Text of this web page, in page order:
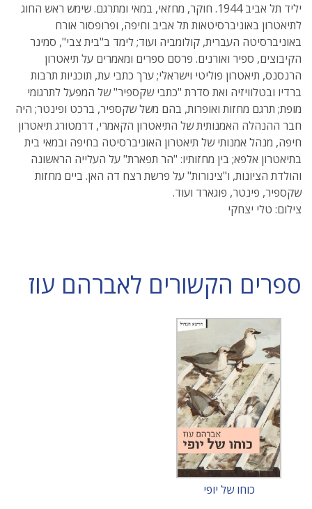
יליד תל אביב 1944. חוקר, מחזאי, במאי ומתרגם. שימש ראש החוג
לתיאטרון באוניברסיטאות תל אביב וחיפה, ופרופסור אורח
באוניברסיטה העברית, קולומביה ועוד; לימד ב"בית צבי", סמינר
הקיבוצים, ספיר ואורנים. פרסם ספרים ומאמרים על תיאטרון
הרנסנס, תיאטרון פוליטי וישראלי; ערך כתבי עת, תוכניות תרבות
ברדיו ובטלוויזיה ואת סדרת "כתבי שקספיר" של המפעל לתרגומי
מופת; תרגם מחזות ואופרות, בהם משל שקספיר, ברכט ופינטר; היה
חבר ההנהלה האמנותית של התיאטרון הקאמרי, דרמטורג תיאטרון
חיפה, מנהל אמנותי של תיאטרון האוניברסיטה בחיפה ובמאי בית
בתיאטרון אלפא; בין מחזותיו: "הר תפארת" על העלייה הראשונה
והולדת הציונות, ו"צינורות" על פרשת רצח דה האן. ביים מחזות
שקספיר, פינטר, פוגארד ועוד.
צילום: טלי יצחקי
ספרים הקשורים לאברהם עוז
כוחו של יופי